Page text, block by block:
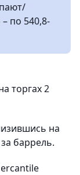
по 540,8-
торгах 2
на
баррель.